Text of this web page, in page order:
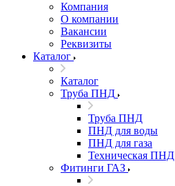
Компания
О компании
Вакансии
Реквизиты
Каталог
Каталог
Труба ПНД
Труба ПНД
ПНД для воды
ПНД для газа
Техническая ПНД
Фитинги ГАЗ